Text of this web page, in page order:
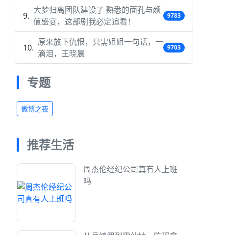
大梦归离团队建设了 熟悉的面孔与颜
值盛宴，这部剧我必定追看！
9783
原来放下仇恨，只需姐姐一句话，一
滴泪，王晓晨
9703
专题
微博之夜
推荐生活
周杰伦经纪公司真有人上班
吗